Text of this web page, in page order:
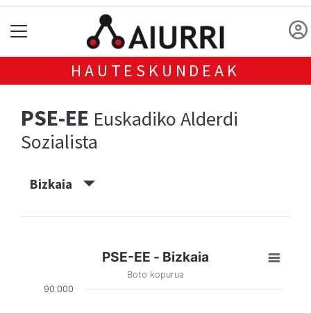
HAUTESKUNDEAK
PSE-EE Euskadiko Alderdi
Sozialista
Bizkaia
PSE-EE - Bizkaia
Boto kopurua
90.000